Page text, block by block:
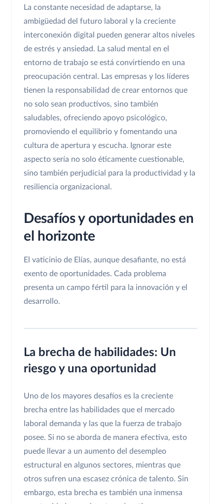
La constante necesidad de adaptarse, la
ambigüedad del futuro laboral y la creciente
interconexión digital pueden generar altos niveles
de estrés y ansiedad. La salud mental en el
entorno de trabajo se está convirtiendo en una
preocupación central. Las empresas y los líderes
tienen la responsabilidad de crear entornos que
no solo sean productivos, sino también
saludables, ofreciendo apoyo psicológico,
promoviendo el equilibrio y fomentando una
cultura de apertura y escucha. Ignorar este
aspecto sería no solo éticamente cuestionable,
sino también perjudicial para la productividad y la
resiliencia organizacional.
Desafíos y oportunidades en
el horizonte
El vaticinio de Elías, aunque desafiante, no está
exento de oportunidades. Cada problema
presenta un campo fértil para la innovación y el
desarrollo.
La brecha de habilidades: Un
riesgo y una oportunidad
Uno de los mayores desafíos es la creciente
brecha entre las habilidades que el mercado
laboral demanda y las que la fuerza de trabajo
posee. Si no se aborda de manera efectiva, esto
puede llevar a un aumento del desempleo
estructural en algunos sectores, mientras que
otros sufren una escasez crónica de talento. Sin
embargo, esta brecha es también una inmensa